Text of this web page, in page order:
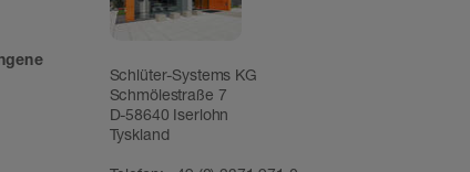
Schlüter-Systems KG
Schmölestraße 7
D-58640 Iserlohn
Tyskland